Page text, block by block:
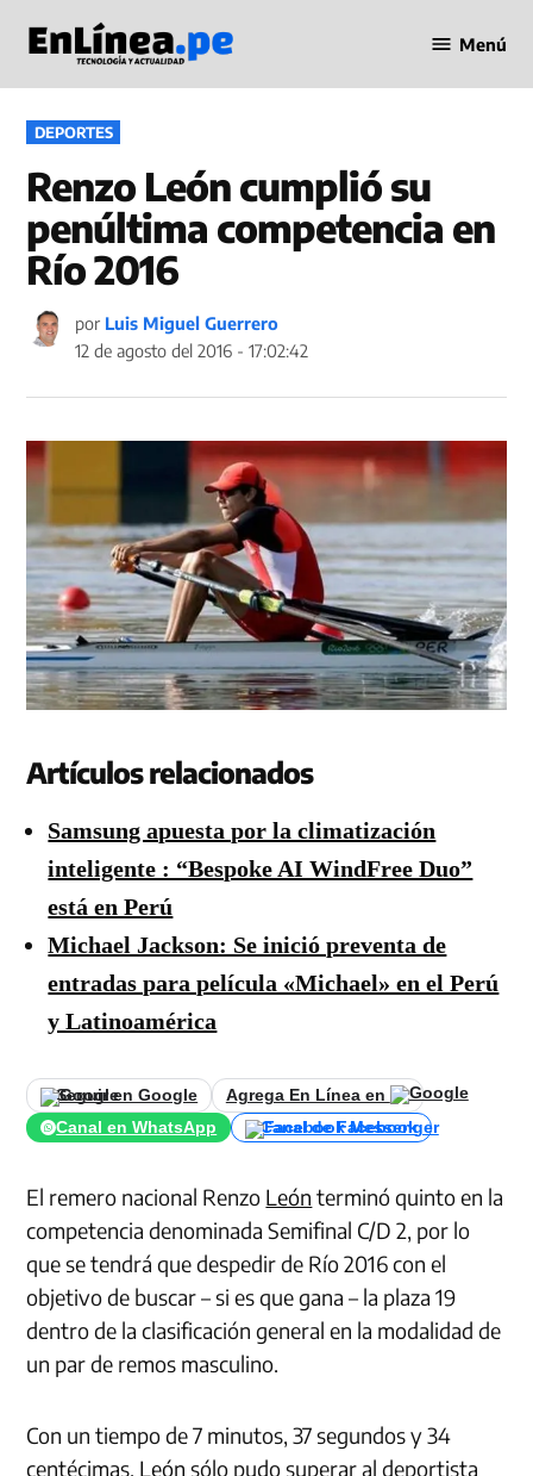
contenido
en Línea
Menú
PUBLICADO
EN
DEPORTES
Renzo León cumplió su
penúltima competencia en
Río 2016
por Luis Miguel Guerrero
12 de agosto del 2016 - 17:02:42
Artículos relacionados
Samsung apuesta por la climatización
inteligente : “Bespoke AI WindFree Duo”
está en Perú
Michael Jackson: Se inició preventa de
entradas para película «Michael» en el Perú
y Latinoamérica
Seguir en Google
Agrega En Línea en
Canal en WhatsApp
Canal de Facebook
El remero nacional Renzo León terminó quinto en la
competencia denominada Semifinal C/D 2, por lo
que se tendrá que despedir de Río 2016 con el
objetivo de buscar – si es que gana – la plaza 19
dentro de la clasificación general en la modalidad de
un par de remos masculino.
Con un tiempo de 7 minutos, 37 segundos y 34
centécimas, León sólo pudo superar al deportista